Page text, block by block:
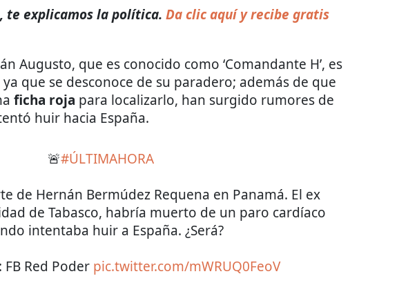
te explicamos la política. Da clic aquí y recibe gratis
Augusto, que es conocido como ‘Comandante H’, es
ya que se desconoce de su paradero; además de que
ficha roja para localizarlo, han surgido rumores de
huir hacia España.
🚨#ÚLTIMAHORA
de Hernán Bermúdez Requena en Panamá. El ex
de Tabasco, habría muerto de un paro cardíaco
intentaba huir a España. ¿Será?
Red Poder pic.twitter.com/mWRUQ0FeoV